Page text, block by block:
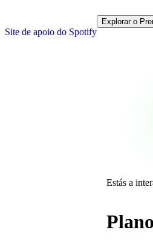
Site de apoio do Spotify
Explorar o
Estás a